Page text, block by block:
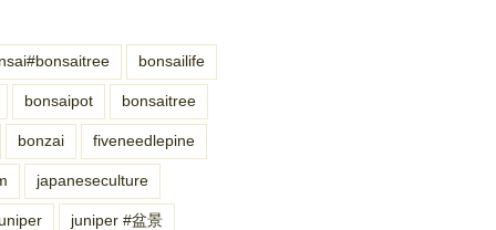
bonsailife
bonsaipot bonsaitree
bonzai fiveneedlepine
japaneseculture
juniper #盆景